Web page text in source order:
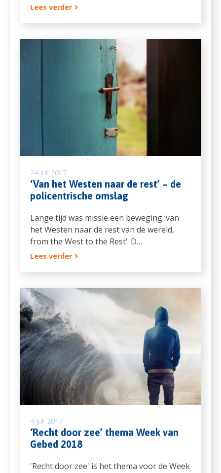
Lees verder
24 juli 2017
‘Van het Westen naar de rest’ – de
policentrische omslag
Lange tijd was missie een beweging ‘van
het Westen naar de rest van de wereld,
from the West to the Rest’. D…
Lees verder
4 juli 2017
‘Recht door zee’ thema Week van
Gebed 2018
'Recht door zee' is het thema voor de Week